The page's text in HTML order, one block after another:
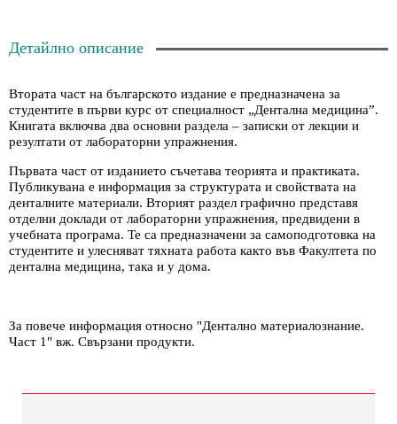
Детайлно описание
Втората част на българското издание е предназначена за
студентите в първи курс от специалност „Дентална медицина”.
Книгата включва два основни раздела – записки от лекции и
резултати от лабораторни упражнения.
Първата част от изданието съчетава теорията и практиката.
Публикувана е информация за структурата и свойствата на
денталните материали. Вторият раздел графично представя
отделни доклади от лабораторни упражнения, предвидени в
учебната програма. Те са предназначени за самоподготовка на
студентите и улесняват тяхната работа както във Факултета по
дентална медицина, така и у дома.
За повече информация относно "Дентално материалознание.
Част 1" вж. Свързани продукти.